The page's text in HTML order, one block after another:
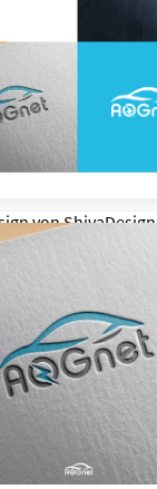
vonShivaDesign